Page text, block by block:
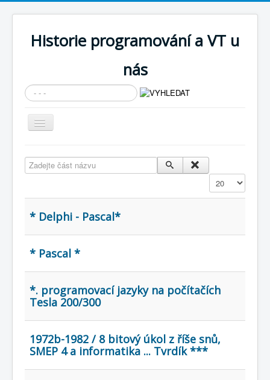
Historie programování a VT u
nás
Vyhledávání...
Přepnout
navigaci
Cíle expozice
Současnost SW a IT
KNIHOVNA
Historické počítače
COBOL
O nás
Úvod Mapa stránek (štítky)
Zadejte část názvu
Zobrazit
* Delphi - Pascal*
* Pascal *
*. programovací jazyky na počítačích
Tesla 200/300
1972b-1982 / 8 bitový úkol z říše snů,
SMEP 4 a informatika ... Tvrdík ***